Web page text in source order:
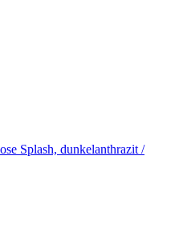
Splash, dunkelanthrazit /